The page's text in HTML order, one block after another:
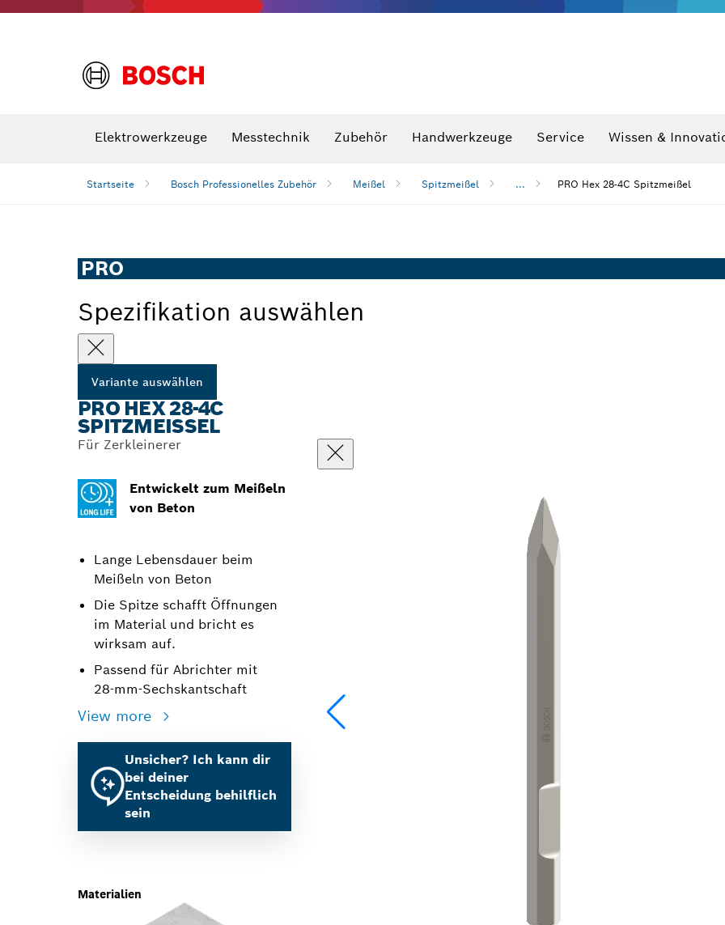
Elektrowerkzeuge Messtechnik Zubehör Handwerkzeuge Service Wissen &
Startseite Bosch Professionelles Zubehör Meißel Spitzmeißel ... PRO Hex 28-4C Spitzmeißel
PRO
Spezifikation auswählen
Variante auswählen
PRO HEX 28-4C
SPITZMEISSEL
Für Zerkleinerer
Entwickelt zum Meißeln
von Beton
Lange Lebensdauer beim
Meißeln von Beton
Die Spitze schafft Öffnungen
im Material und bricht es
wirksam auf.
Passend für Abrichter mit
28‑mm-Sechskantschaft
View more
Unsicher? Ich kann dir
bei deiner
Entscheidung behilflich
sein
Materialien